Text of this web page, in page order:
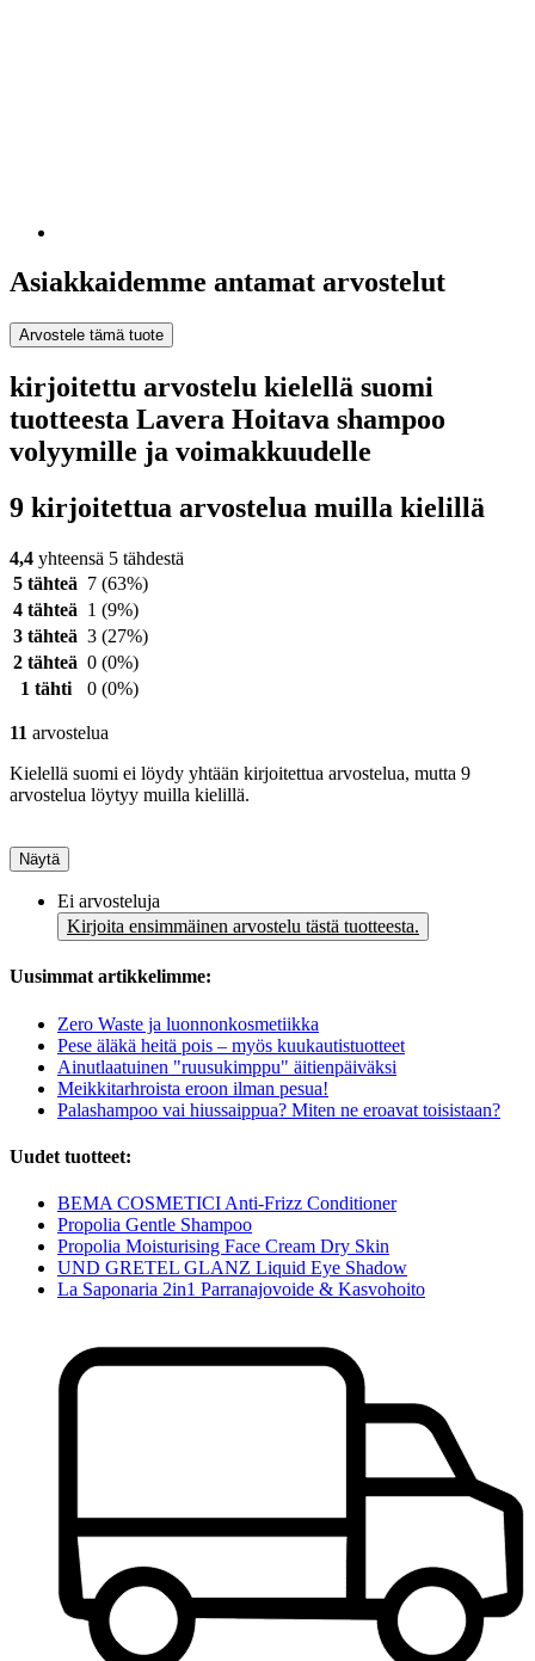
Asiakkaidemme antamat arvostelut
Arvostele tämä tuote
kirjoitettu arvostelu kielellä suomi
tuotteesta Lavera Hoitava shampoo
volyymille ja voimakkuudelle
9 kirjoitettua arvostelua muilla kielillä
4,4 yhteensä 5 tähdestä
5 tähteä 7 (63%)
4 tähteä 1 (9%)
3 tähteä 3 (27%)
2 tähteä 0 (0%)
1 tähti
0 (0%)
11 arvostelua
Kielellä suomi ei löydy yhtään kirjoitettua arvostelua, mutta 9
arvostelua löytyy muilla kielillä.
Näytä
Ei arvosteluja
Kirjoita ensimmäinen arvostelu tästä tuotteesta.
Uusimmat artikkelimme:
Zero Waste ja luonnonkosmetiikka
Pese äläkä heitä pois – myös kuukautistuotteet
Ainutlaatuinen "ruusukimppu" äitienpäiväksi
Meikkitarhroista eroon ilman pesua!
Palashampoo vai hiussaippua? Miten ne eroavat toisistaan?
Uudet tuotteet:
BEMA COSMETICI Anti-Frizz Conditioner
Propolia Gentle Shampoo
Propolia Moisturising Face Cream Dry Skin
UND GRETEL GLANZ Liquid Eye Shadow
La Saponaria 2in1 Parranajovoide & Kasvohoito